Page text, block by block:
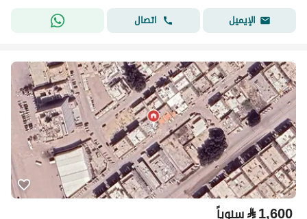
الإيميل
اتصال
⃁1,600 سنوياً